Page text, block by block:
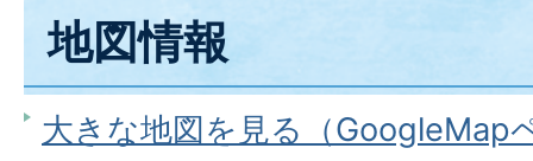
地図情報
大きな地図を見る（GoogleMap